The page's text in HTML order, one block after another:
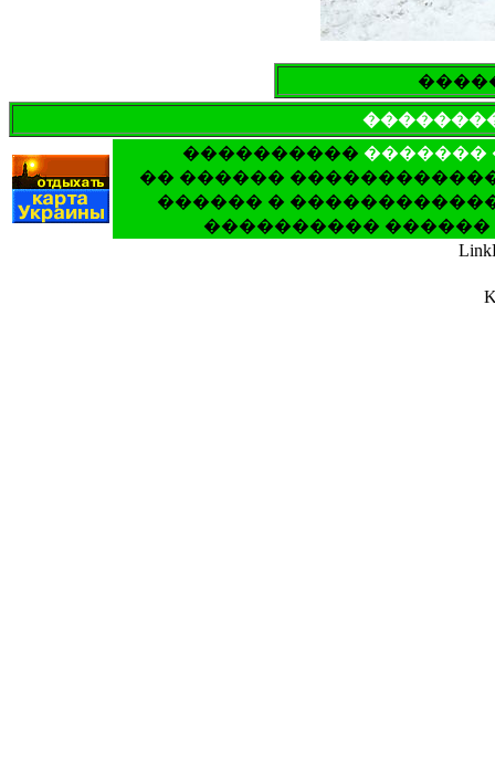
���������� �������
�� ������
������ �
����������